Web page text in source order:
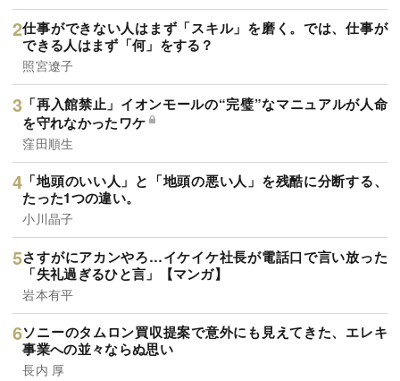
仕事ができない人はまず「スキル」を磨く。では、仕事が
できる人はまず「何」をする？
照宮遼子
「再入館禁止」イオンモールの“完璧”なマニュアルが人命
を守れなかったワケ
窪田順生
「地頭のいい人」と「地頭の悪い人」を残酷に分断する、
たった1つの違い。
小川晶子
さすがにアカンやろ…イケイケ社長が電話口で言い放った
「失礼過ぎるひと言」【マンガ】
岩本有平
ソニーのタムロン買収提案で意外にも見えてきた、エレキ
事業への並々ならぬ思い
長内 厚